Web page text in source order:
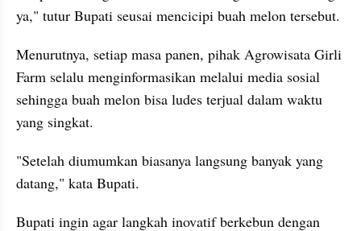
ya," tutur Bupati seusai mencicipi buah melon tersebut.
Menurutnya, setiap masa panen, pihak Agrowisata Girli
Farm selalu menginformasikan melalui media sosial
sehingga buah melon bisa ludes terjual dalam waktu
yang singkat.
"Setelah diumumkan biasanya langsung banyak yang
datang," kata Bupati.
Bupati ingin agar langkah inovatif berkebun dengan